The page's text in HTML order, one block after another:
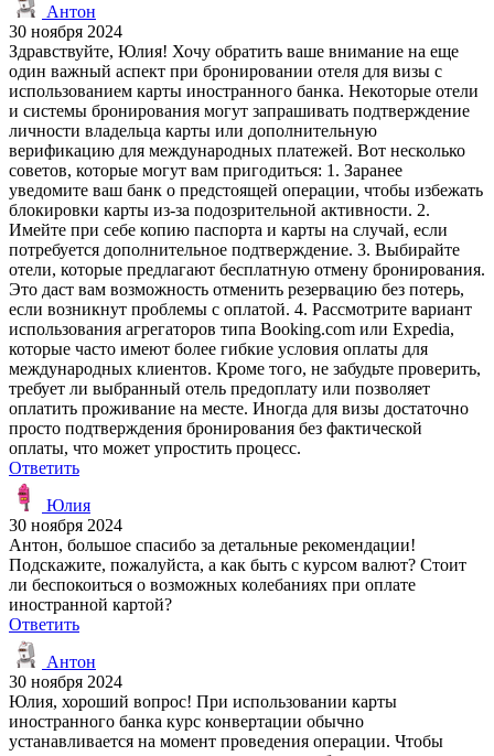
Антон
30 ноября 2024
Здравствуйте, Юлия! Хочу обратить ваше внимание на еще
один важный аспект при бронировании отеля для визы с
использованием карты иностранного банка. Некоторые отели
и системы бронирования могут запрашивать подтверждение
личности владельца карты или дополнительную
верификацию для международных платежей. Вот несколько
советов, которые могут вам пригодиться: 1. Заранее
уведомите ваш банк о предстоящей операции, чтобы избежать
блокировки карты из-за подозрительной активности. 2.
Имейте при себе копию паспорта и карты на случай, если
потребуется дополнительное подтверждение. 3. Выбирайте
отели, которые предлагают бесплатную отмену бронирования.
Это даст вам возможность отменить резервацию без потерь,
если возникнут проблемы с оплатой. 4. Рассмотрите вариант
использования агрегаторов типа Booking.com или Expedia,
которые часто имеют более гибкие условия оплаты для
международных клиентов. Кроме того, не забудьте проверить,
требует ли выбранный отель предоплату или позволяет
оплатить проживание на месте. Иногда для визы достаточно
просто подтверждения бронирования без фактической
оплаты, что может упростить процесс.
Ответить
Юлия
30 ноября 2024
Антон, большое спасибо за детальные рекомендации!
Подскажите, пожалуйста, а как быть с курсом валют? Стоит
ли беспокоиться о возможных колебаниях при оплате
иностранной картой?
Ответить
Антон
30 ноября 2024
Юлия, хороший вопрос! При использовании карты
иностранного банка курс конвертации обычно
устанавливается на момент проведения операции. Чтобы